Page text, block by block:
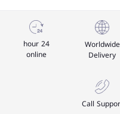
Worldwide
Delivery
24 hour
online
Call